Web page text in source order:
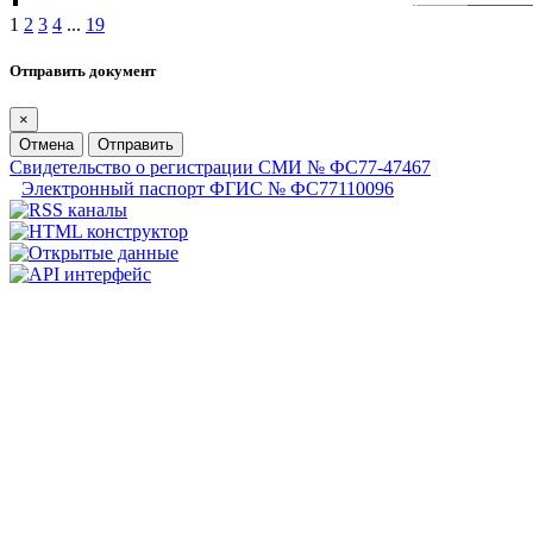
1 2 3 4 ... 19
Отправить документ
×
Отмена
Отправить
Свидетельство о регистрации СМИ № ФС77-47467
Электронный паспорт ФГИС № ФС77110096